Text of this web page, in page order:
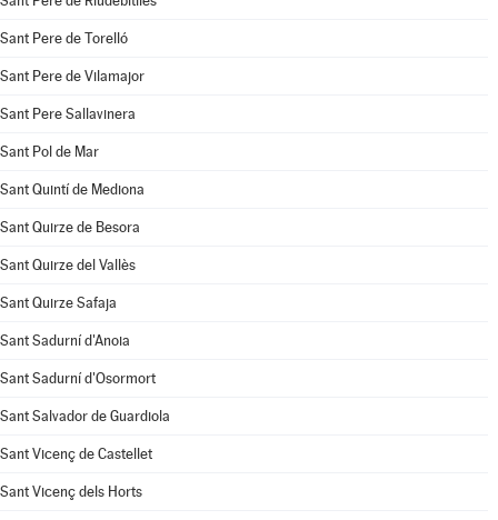
Sant Pere de Torelló
Sant Pere de Vilamajor
Sant Pere Sallavinera
Sant Pol de Mar
Sant Quintí de Mediona
Sant Quirze de Besora
Sant Quirze del Vallès
Sant Quirze Safaja
Sant Sadurní d'Anoia
Sant Sadurní d'Osormort
Sant Salvador de Guardiola
Sant Vicenç de Castellet
Sant Vicenç dels Horts